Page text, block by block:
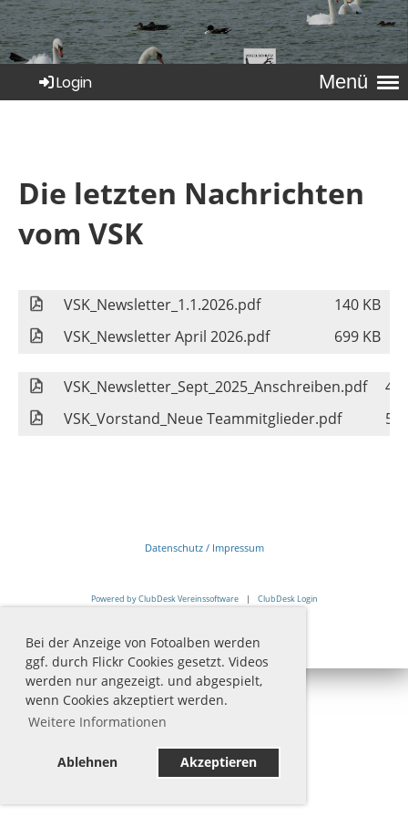
Bei der Anzeige von Fotoalben werden
ggf. durch Flickr Cookies gesetzt. Videos
werden nur angezeigt. und abgespielt,
wenn Cookies akzeptiert werden.
Weitere Informationen
Ablehnen Akzeptieren
Menü
Login
Die letzten Nachrichten
vom VSK
VSK_Newsletter_1.1.2026.pdf
140 KB
VSK_Newsletter April 2026.pdf
699 KB
VSK_Newsletter_Sept_2025_Anschreiben.pdf
VSK_Vorstand_Neue Teammitglieder.pdf
Datenschutz / Impressum
Powered by ClubDesk Vereinssoftware| ClubDesk Login